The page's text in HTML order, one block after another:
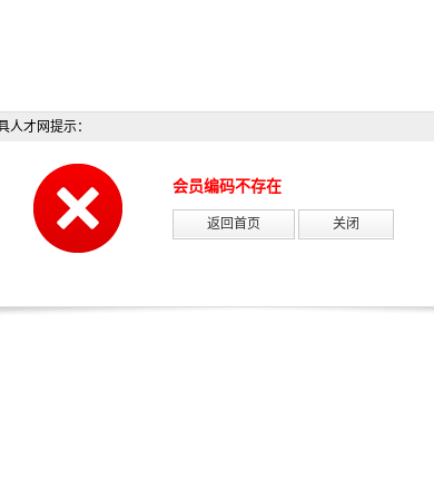
人才网提示：
会员编码不存在
返回首页 关闭